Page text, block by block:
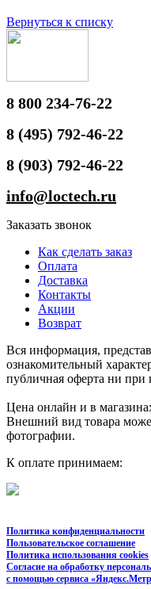
Вернуться к списку
8 800 234-76-22
8 (495) 792-46-22
8 (903) 792-46-22
info@loctech.ru
Заказать звонок
Как сделать заказ
Оплата
Доставка
Контакты
Акции
Возврат
Вся информация,
ознакомительный
публичная оферта ни при
Цена онлайн и в
Внешний вид товара
фотографии.
К оплате принимаем:
Политика конфиденциальности
Пользовательское соглашение
Политика использования cookies
Согласие на обработку
с помощью сервиса